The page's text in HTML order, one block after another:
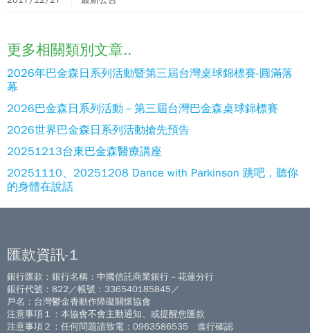
更多相關類別文章..
2026年巴金森日系列活動暨第三屆台灣桌球錦標賽-圓滿落
幕
2026巴金森日系列活動－第三屆台灣巴金森桌球錦標賽
2026世界巴金森日系列活動搶先預告
20251213台東巴金森醫療講座
20251110、20251208 Dance with Parkinson 跳吧，聽你
的身體在說話
匯款資訊-1
銀行匯款：銀行名稱：中國信託商業銀行－花蓮分行
銀行代號：822／帳號：336540185845／
戶名：台灣鬱金香動作障礙關懷協會
注意事項１：本協會不會主動通知、或提醒您匯款
注意事項２：任何問題請致電：0963586535 進行確認